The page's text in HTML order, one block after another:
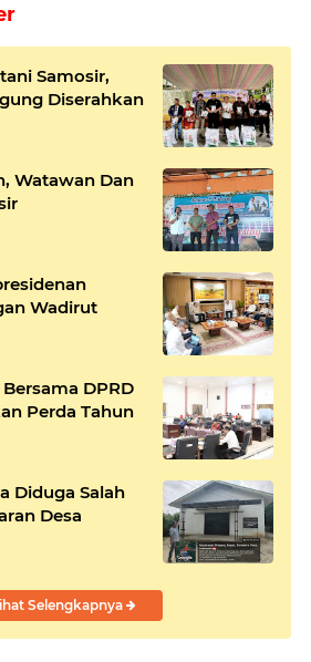
Samosir,
Diserahkan
Watawan Dan
Wadirut
DPRD
Perda Tahun
Diduga Salah
Desa
Selengkapnya